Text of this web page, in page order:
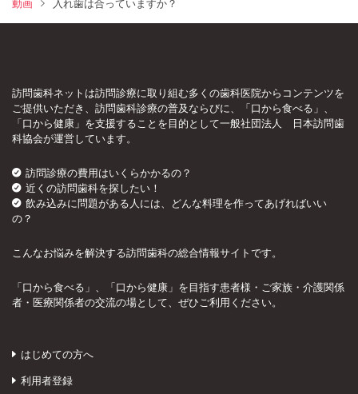
動画
入れ歯は合っていますか？
訪問歯科ネットは訪問診療に取り組む多くの歯科医院からコンテンツを
ご提供いただき、訪問歯科診療の普及ならびに、「口から食べる」、
「口から健康」を支援することを目的として一般社団法人 日本訪問歯
科協会が運営しています。
訪問診療の費用はいくらかかるの？
近くの訪問歯科を探したい！
飲み込みに問題がある人には、どんな料理を作ってあげればいい
の？
こんなお悩みを解決する訪問歯科の総合情報サイトです。
「口から食べる」、「口から健康」を目指す患者様・ご家族・介護関係
者・医療関係者の交流の場として、ぜひご利用ください。
はじめての方へ
利用者登録